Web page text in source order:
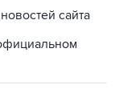
сайта